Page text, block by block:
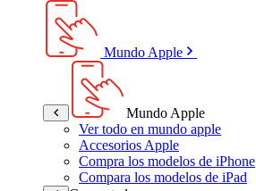
Mundo Apple
Mundo Apple
Ver todo en mundo apple
Accesorios Apple
Compra los modelos de iPhone
Compara los modelos de iPad